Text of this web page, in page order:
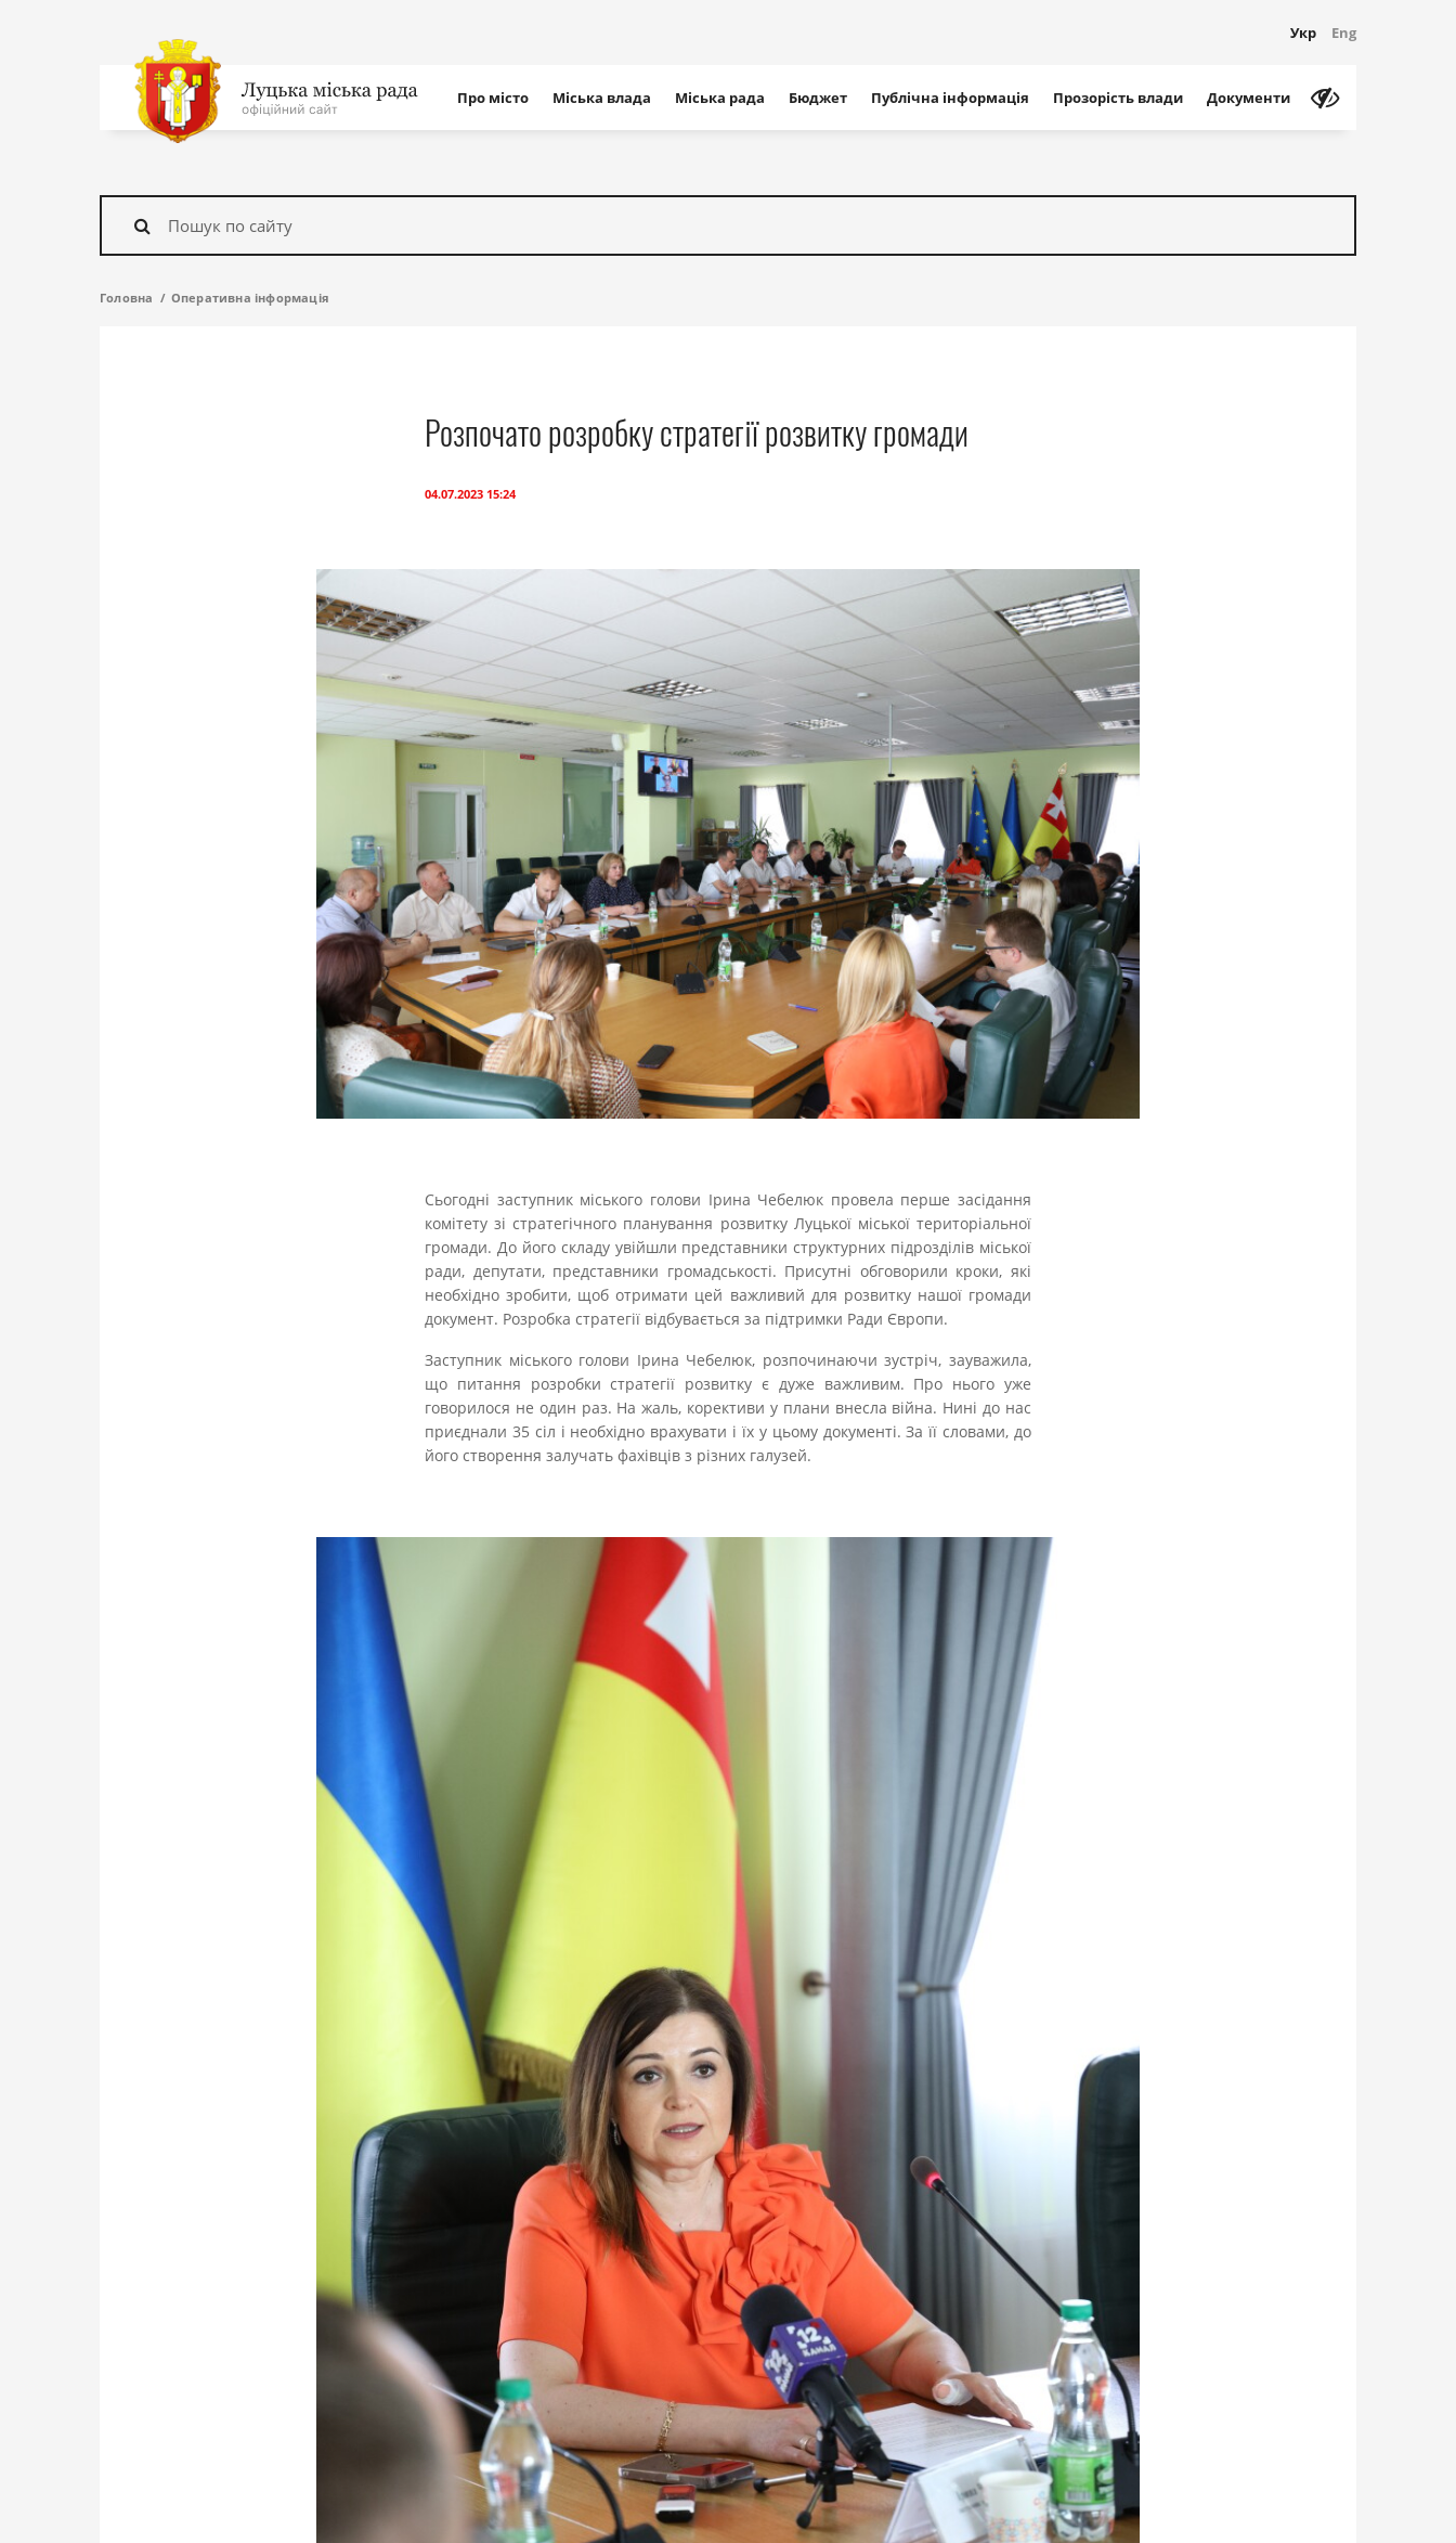
Укр Eng
На
головну
сайту
Про місто Міська влада Міська рада Бюджет Публічна інформація Прозорість влади Документи
Знайти
Головна Оперативна інформація
Розпочато розробку стратегії розвитку громади
04.07.2023 15:24
Сьогодні заступник міського голови Ірина Чебелюк провела перше засідання
комітету зі стратегічного планування розвитку Луцької міської територіальної
громади. До його складу увійшли представники структурних підрозділів міської
ради, депутати, представники громадськості. Присутні обговорили кроки, які
необхідно зробити, щоб отримати цей важливий для розвитку нашої громади
документ. Розробка стратегії відбувається за підтримки Ради Європи.
Заступник міського голови Ірина Чебелюк, розпочинаючи зустріч, зауважила,
що питання розробки стратегії розвитку є дуже важливим. Про нього уже
говорилося не один раз. На жаль, корективи у плани внесла війна. Нині до нас
приєднали 35 сіл і необхідно врахувати і їх у цьому документі. За її словами, до
його створення залучать фахівців з різних галузей.